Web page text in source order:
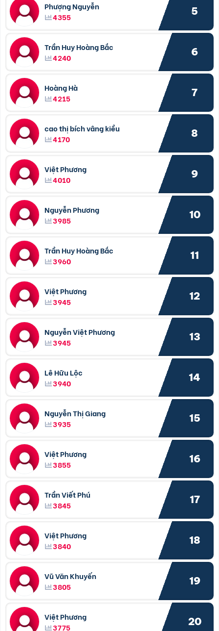
Phượng Nguyễn
4355
5
Trần Huy Hoàng Bắc
4240
6
Hoàng Hà
4215
7
cao thị bích vâng kiều
4170
8
Việt Phương
4010
9
Nguyễn Phương
3985
10
Trần Huy Hoàng Bắc
3960
11
Việt Phương
3945
12
Nguyễn Việt Phương
3945
13
Lê Hữu Lộc
3940
14
Nguyễn Thị Giang
3935
15
Việt Phương
3855
16
Trần Viết Phú
3845
17
Việt Phương
3840
18
Vũ Văn Khuyến
3805
19
Việt Phương
3775
20